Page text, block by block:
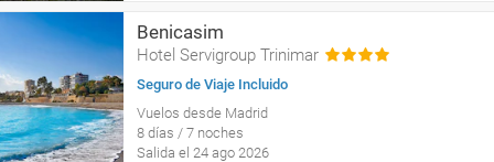
Benicasim
Hotel Servigroup Trinimar
Seguro de Viaje Incluido
Vuelos desde Madrid
8 días / 7 noches
Salida el 24 ago 2026